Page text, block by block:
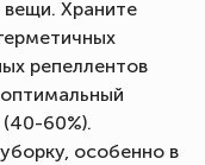
Храните
репеллентов
60%).
особенно в